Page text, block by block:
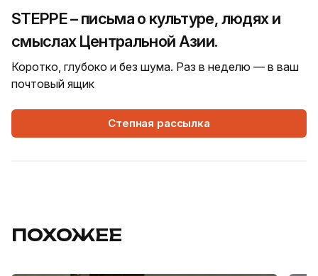
STEPPE – письма о культуре, людях и
смыслах Центральной Азии.
Коротко, глубоко и без шума. Раз в неделю — в ваш
почтовый ящик
Степная рассылка
ПОХОЖЕЕ